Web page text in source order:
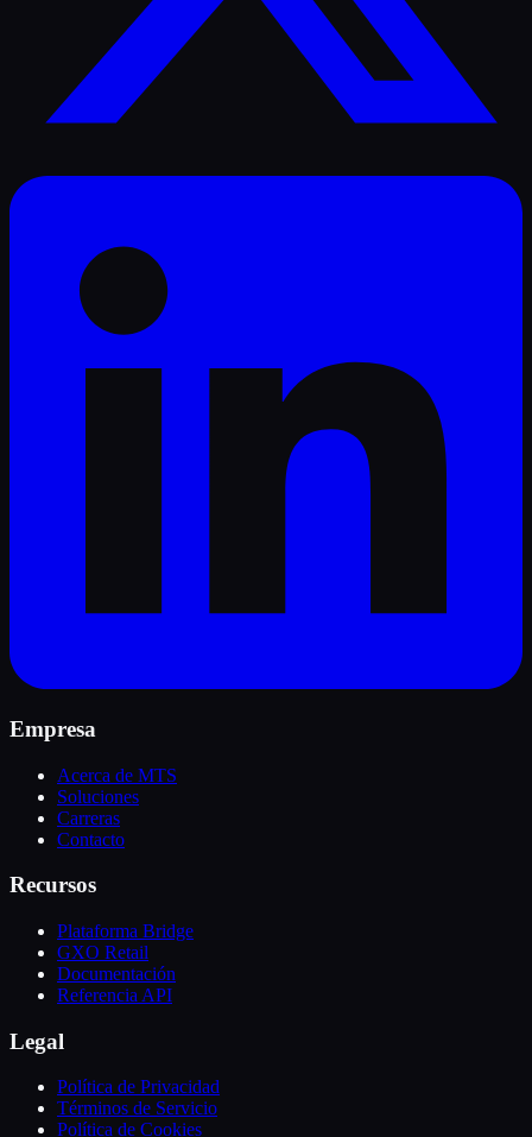
Empresa
Acerca de MTS
Soluciones
Carreras
Contacto
Recursos
Plataforma Bridge
GXO Retail
Documentación
Referencia API
Legal
Política de Privacidad
Términos de Servicio
Política de Cookies